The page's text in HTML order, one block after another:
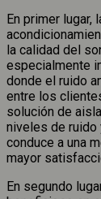
En primer lugar,
la calidad del
especialmente
donde el ruido
entre los
solución de
niveles de ruido
conduce a una
mayor
En segundo